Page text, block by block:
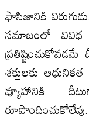
ఫాసిజానికి
సమాజంలో వివిధ
శక్తులకు
వ్యూహానికి
రూపొందించుకోలేవు.